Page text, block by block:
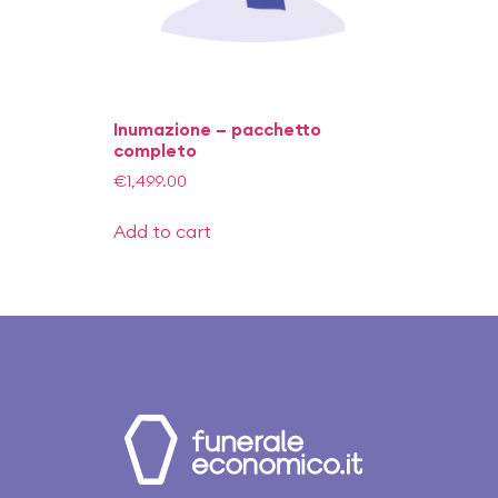
Inumazione – pacchetto
completo
€1,499.00
Add to cart